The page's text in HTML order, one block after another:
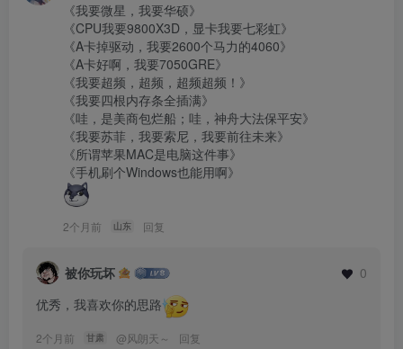
《我要微星，我要华硕》
《CPU我要9800X3D，显卡我要七彩虹》
《A卡掉驱动，我要2600个马力的4060》
《A卡好啊，我要7050GRE》
《我要超频，超频，超频超频！》
《我要四根内存条全插满》
《哇，是美商包烂船；哇，神舟大法保平安》
《我要苏菲，我要索尼，我要前往未来》
《所谓苹果MAC是电脑这件事》
2个月前 山东 回复
被你玩坏
0
优秀，我喜欢你的思路
2个月前 甘肃 @风朗天～ 回复